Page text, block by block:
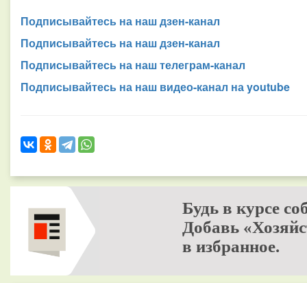
Подписывайтесь на наш дзен-канал
Подписывайтесь на наш дзен-канал
Подписывайтесь на наш телеграм-канал
Подписывайтесь на наш видео-канал на youtube
Будь в курсе
Добавь
в избранное.